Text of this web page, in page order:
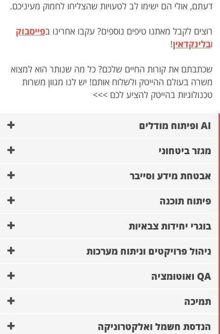
דעתם, אולי הם ישימו לב לטעויות שהצליחו לחמוק מעיניכם.
רוצים לקבל מאתנו טיפים נוספים? עקבו אחרינו בפייסבוק
ובלינקדאין!
שכתבתם את קורות החיים שלכם? כל מה שנותר הוא למצוא
משרה בעולם ההייטק ולשלוח אותם! יש לנו מגוון משרות
טכנולוגיות בהייטק להציע לכם >>>
AI ופיתוח מודלים
מגזר ביטחוני
אבטחת מידע וסייבר
פיתוח תוכנה
בוגרי יחידות צבאיות
ניהול פרויקטים וניתוח מערכות
QA ואוטומציה
תמיכה
הנדסת חשמל ואלקטרוניקה